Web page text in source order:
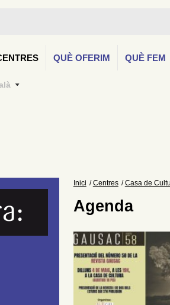
QUÈ OFERIM QUÈ FEM
Inici Centres Casa de
Agenda